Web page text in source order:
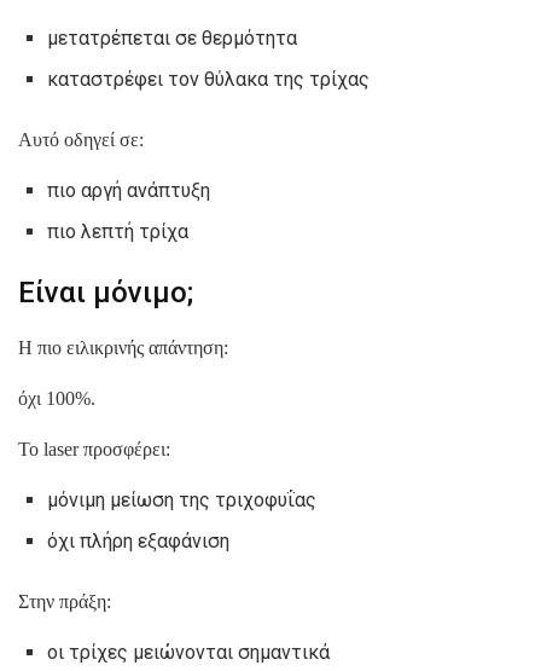
μετατρέπεται σε θερμότητα
καταστρέφει τον θύλακα της τρίχας
Αυτό οδηγεί σε:
πιο αργή ανάπτυξη
πιο λεπτή τρίχα
Είναι μόνιμο;
Η πιο ειλικρινής απάντηση:
όχι 100%.
Το laser προσφέρει:
μόνιμη μείωση της τριχοφυΐας
όχι πλήρη εξαφάνιση
Στην πράξη:
οι τρίχες μειώνονται σημαντικά